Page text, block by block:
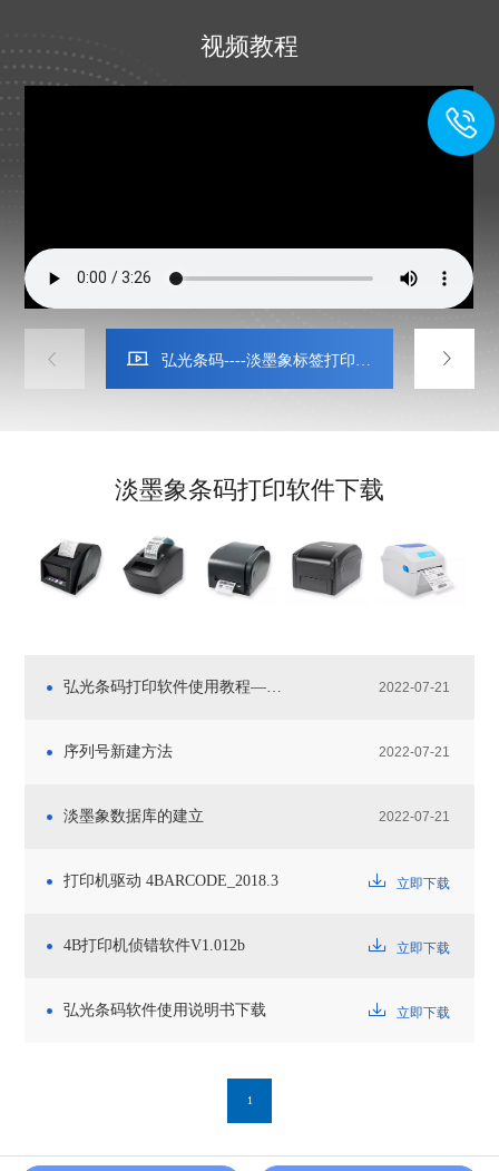
视频教程
弘光条码----淡墨象标签打印软
淡墨象条码打印软件下载
弘光条码打印软件使用教程——
基本操作（图文教程）
2022-07-21
序列号新建方法 2022-07-21
淡墨象数据库的建立 2022-07-21
打印机驱动 4BARCODE_2018.3 立即下载
4B打印机侦错软件V1.012b 立即下载
弘光条码软件使用说明书下载 立即下载
1